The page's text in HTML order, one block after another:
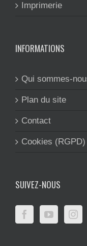
Imprimerie
INFORMATIONS
Qui sommes-
Plan du site
Contact
Cookies (RGPD)
SUIVEZ-NOUS